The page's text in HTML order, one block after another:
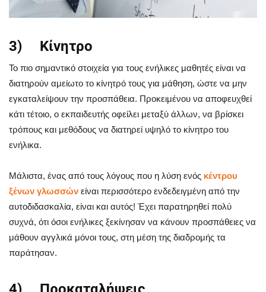
3) Κίνητρο
Το πιο σημαντικό στοιχεία για τους ενήλικες μαθητές είναι να
διατηρούν αμείωτο το κίνητρό τους για μάθηση, ώστε να μην
εγκαταλείψουν την προσπάθεια. Προκειμένου να αποφευχθεί
κάτι τέτοιο, ο εκπαιδευτής οφείλει μεταξύ άλλων, να βρίσκει
τρόπους και μεθόδους να διατηρεί υψηλό το κίνητρο του
ενήλικα.
Μάλιστα, ένας από τους λόγους που η λύση ενός κέντρου
ξένων γλωσσών είναι περισσότερο ενδεδειγμένη από την
αυτοδιδασκαλία, είναι και αυτός! Έχει παρατηρηθεί πολύ
συχνά, ότι όσοι ενήλικες ξεκίνησαν να κάνουν προσπάθειες να
μάθουν αγγλικά μόνοι τους, στη μέση της διαδρομής τα
παράτησαν.